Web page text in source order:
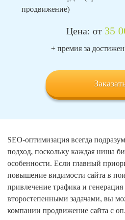
продвижение)
Цена: от 35
+ премия за
SEO-оптимизация всегда
подход, поскольку каждая ниша
особенности. Если главный
повышение видимости сайта в
привлечение трафика и
второстепенными задачами, вы
компании продвижение сайта с